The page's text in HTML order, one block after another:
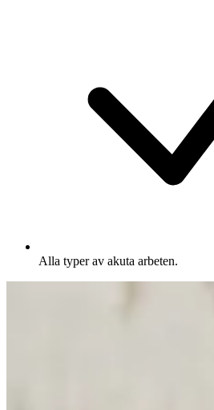
Alla typer av akuta arbeten.